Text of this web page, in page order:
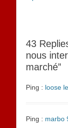
43
nous
marché”
Ping : loose
Ping : marbo